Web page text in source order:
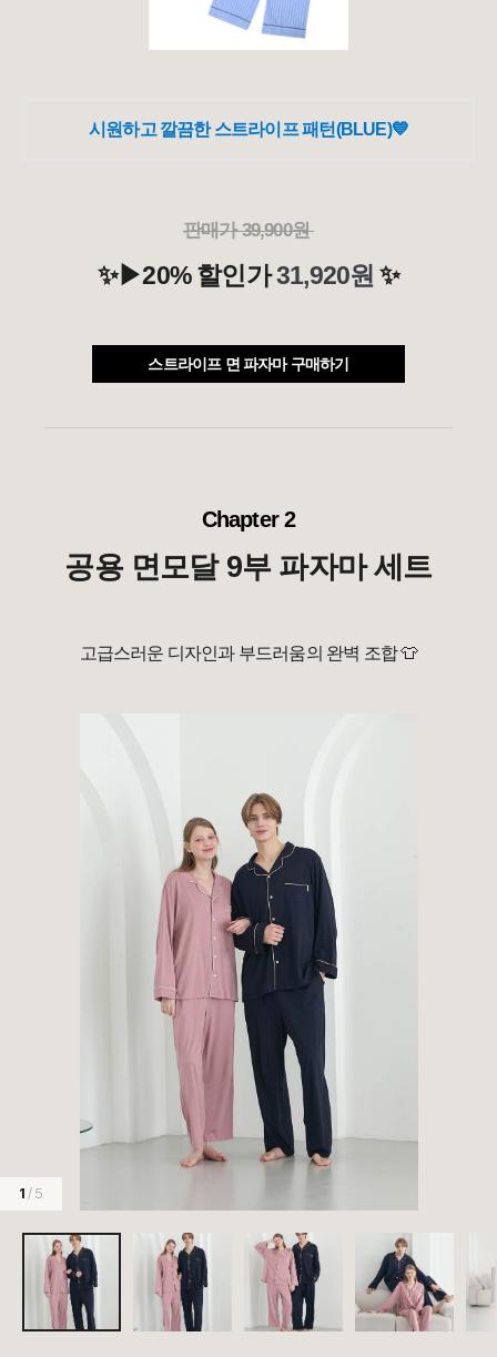
시원하고 깔끔한스트라이프 패턴(BLUE)💙
판매가 39,900원
✨▶20% 할인가31,920원 ✨
스트라이프 면 파자마 구매하기
Chapter 2
공용 면모달 9부 파자마 세트
고급스러운 디자인과 부드러움의 완벽 조합👕
1 / 5